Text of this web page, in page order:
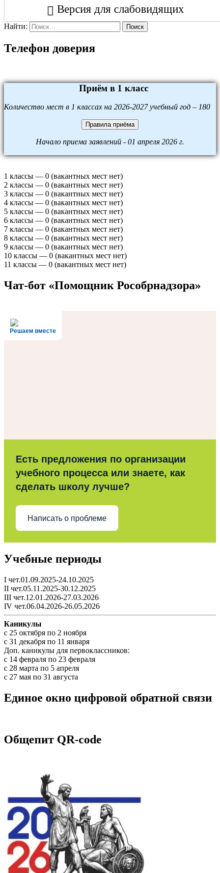
Версия для слабовидящих
Найти: Поиск
Телефон доверия
Приём в 1 класс
Количество мест в 1 классах на 2026-2027 учебный год – 180
Правила приёма
Начало приема заявлений - 01 апреля 2026 г.
1 классы — 0 (вакантных мест нет)
2 классы — 0 (вакантных мест нет)
3 классы — 0 (вакантных мест нет)
4 классы — 0 (вакантных мест нет)
5 классы — 0 (вакантных мест нет)
6 классы — 0 (вакантных мест нет)
7 классы — 0 (вакантных мест нет)
8 классы — 0 (вакантных мест нет)
9 классы — 0 (вакантных мест нет)
10 классы — 0 (вакантных мест нет)
11 классы — 0 (вакантных мест нет)
Чат-бот «Помощник Рособрнадзора»
Решаем вместе
Есть предложения по организации
учебного процесса или знаете, как
сделать школу лучше?
Написать о проблеме
Учебные периоды
I чет.01.09.2025-24.10.2025
II чет.05.11.2025-30.12.2025
III чет.12.01.2026-27.03.2026
IV чет.06.04.2026-26.05.2026
Каникулы
c 25 октября по 2 ноября
c 31 декабря по 11 января
Доп. каникулы для первоклассников:
с 14 февраля по 23 февраля
с 28 марта по 5 апреля
с 27 мая по 31 августа
Единое окно цифровой обратной связи
Общепит QR-code